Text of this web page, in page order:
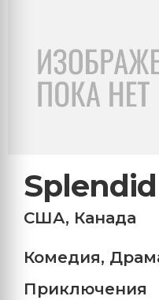
США, Канада
Комедия,
Приключения